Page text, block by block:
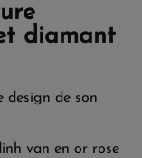
diamant
design de son
van en or rose